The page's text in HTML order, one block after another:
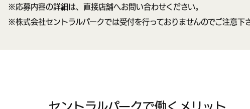
※応募内容の詳細は、直接店舗へお問い合わせください。
※株式会社セントラルパークでは受付を行っておりませんのでご注意下